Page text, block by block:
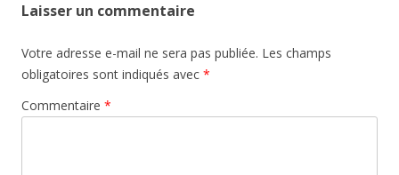
Laisser un commentaire
Votre adresse e-mail ne sera pas publiée. Les champs
obligatoires sont indiqués avec *
Commentaire *